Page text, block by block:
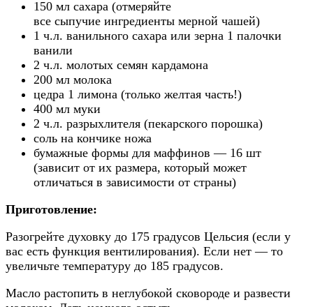
150 мл сахара (отмеряйте
все сыпучие ингредиенты мерной чашей)
1 ч.л. ванильного сахара или зерна 1 палочки
ванили
2 ч.л. молотых семян кардамона
200 мл молока
цедра 1 лимона (только желтая часть!)
400 мл муки
2 ч.л. разрыхлителя (пекарского порошка)
соль на кончике ножа
бумажные формы для маффинов — 16 шт
(зависит от их размера, который может
отличаться в зависимости от страны)
Приготовление:
Разогрейте духовку до 175 градусов Цельсия (если у
вас есть функция вентилирования). Если нет — то
увеличьте температуру до 185 градусов.
Масло растопить в неглубокой сковороде и развести